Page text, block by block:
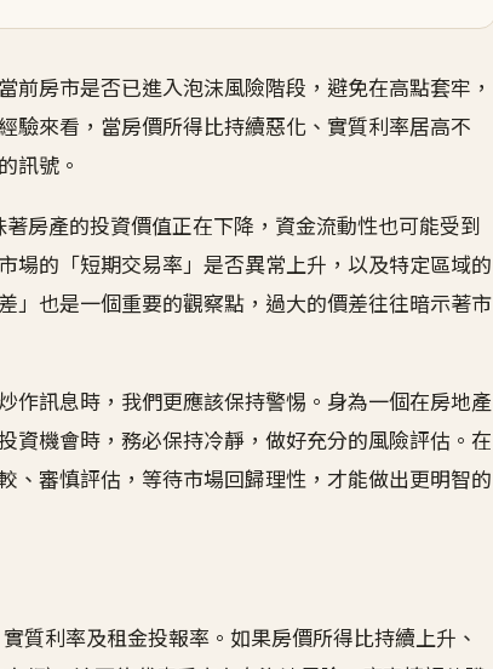
房市是否已進入泡沫風險階段，避免在高點套牢，
驗來看，當房價所得比持續惡化、實質利率居高不
訊號。
房產的投資價值正在下降，資金流動性也可能受到
場的「短期交易率」是否異常上升，以及特定區域的
」也是一個重要的觀察點，過大的價差往往暗示著市
作訊息時，我們更應該保持警惕。身為一個在房地產
資機會時，務必保持冷靜，做好充分的風險評估。在
、審慎評估，等待市場回歸理性，才能做出更明智的
質利率及租金投報率。如果房價所得比持續上升、